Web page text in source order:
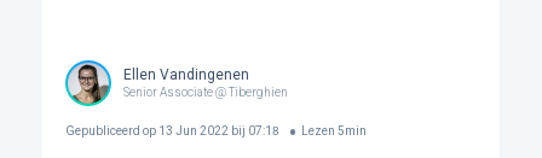
Ellen Vandingenen
Senior Associate @ Tiberghien
Gepubliceerd op13 Jun 2022 bij 07:18 Lezen 5min